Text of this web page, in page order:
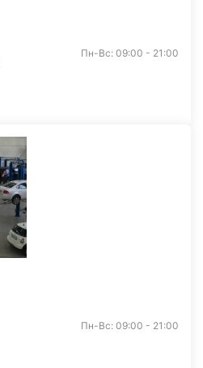
Пн-Вс: 09:00 - 21:00
Пн-Вс: 09:00 - 21:00